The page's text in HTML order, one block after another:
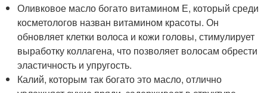
Оливковое масло богато витамином Е, который среди
косметологов назван витамином красоты. Он
обновляет клетки волоса и кожи головы, стимулирует
выработку коллагена, что позволяет волосам обрести
эластичность и упругость.
Калий, которым так богато это масло, отлично